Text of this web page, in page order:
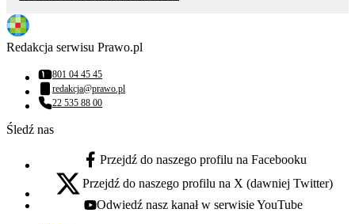
Redakcja serwisu Prawo.pl
Numer telefonu:
801 04 45 45
Adres email:
redakcja@prawo.pl
Numer telefonu:
22 535 88 00
Śledź nas
facebook - otwiera się w nowej karcie
Przejdź do naszego profilu na Facebooku
x - otwiera się w nowej karcie
Przejdź do naszego profilu na X (dawniej Twitter)
youtube - otwiera się w nowej karcie
Odwiedź nasz kanał w serwisie YouTube